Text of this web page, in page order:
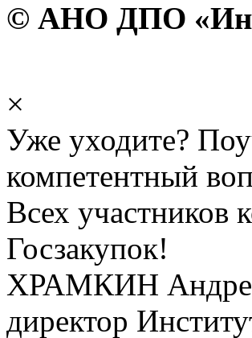
© АНО ДПО
×
Уже уходите?
компетентный
Всех участников
Госзакупок!
ХРАМКИН
директор